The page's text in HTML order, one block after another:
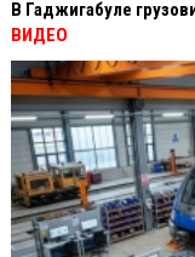
В Гаджигабуле
ВИДЕО